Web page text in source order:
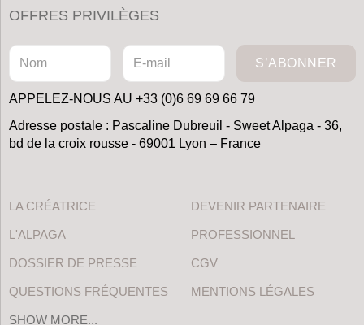
OFFRES PRIVILÈGES
S’ABONNER
APPELEZ-NOUS AU +33 (0)6 69 69 66 79
Adresse postale : Pascaline Dubreuil - Sweet Alpaga - 36,
bd de la croix rousse - 69001 Lyon – France
LA CRÉATRICE
L'ALPAGA
DOSSIER DE PRESSE
QUESTIONS FRÉQUENTES
SHOW MORE...
DEVENIR PARTENAIRE
PROFESSIONNEL
CGV
MENTIONS LÉGALES